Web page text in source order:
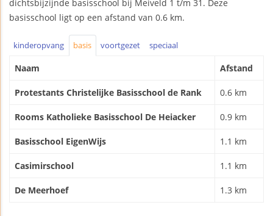
dichtsbijzijnde basisschool bij Meiveld 1 t/m 31. Deze
basisschool ligt op een afstand van 0.6 km.
kinderopvang basis voortgezet speciaal
Naam Afstand
Protestants Christelijke Basisschool de Rank 0.6 km
Rooms Katholieke Basisschool De Heiacker 0.9 km
Basisschool EigenWijs 1.1 km
Casimirschool 1.1 km
De Meerhoef 1.3 km